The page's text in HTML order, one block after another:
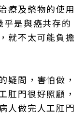
療及藥物的使用
是與癌共存的
就不太可能負擔
疑問，害怕做，
肛門很好照顧，
人做完人工肛門